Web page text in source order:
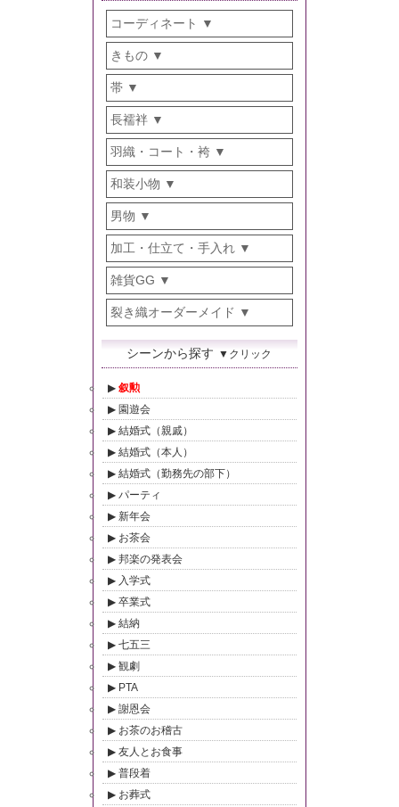
コーディネート
きもの
帯
長襦袢
羽織・コート・袴
和装小物
男物
加工・仕立て・手入れ
雑貨GG
裂き織オーダーメイド
シーンから探す ▼クリック
叙勲
園遊会
結婚式（親戚）
結婚式（本人）
結婚式（勤務先の部下）
パーティ
新年会
お茶会
邦楽の発表会
入学式
卒業式
結納
七五三
観劇
PTA
謝恩会
お茶のお稽古
友人とお食事
普段着
お葬式